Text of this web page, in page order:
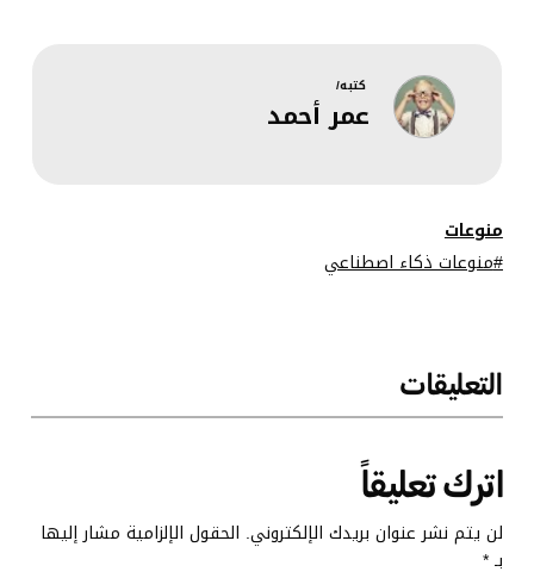
Llama بسهولة كتبه/
عمر أحمد
منوعات
منوعات ذكاء اصطناعي
التعليقات
اترك تعليقاً
لن يتم نشر عنوان بريدك الإلكتروني. الحقول الإلزامية مشار إليها
بـ*